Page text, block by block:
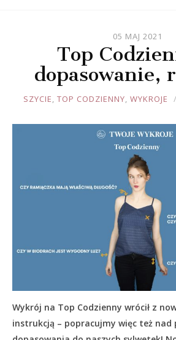
05 MAJ 2021
Top
dopasowanie,
JOULE
SZYCIE, TOP CODZIENNY, WYKROJE
Wykrój na Top Codzienny wrócił z
instrukcją – popracujmy więc też nad